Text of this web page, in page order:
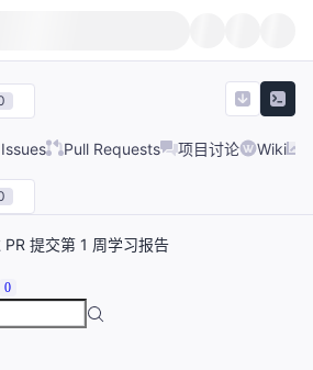
Issues Pull Requests 项目讨论 Wiki
提交第 1 周学习报告
0